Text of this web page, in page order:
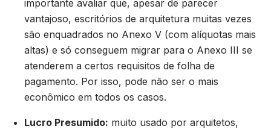
importante avaliar que, apesar de parecer
vantajoso, escritórios de arquitetura muitas vezes
são enquadrados no Anexo V (com alíquotas mais
altas) e só conseguem migrar para o Anexo III se
atenderem a certos requisitos de folha de
pagamento. Por isso, pode não ser o mais
econômico em todos os casos.
Lucro Presumido: muito usado por arquitetos,